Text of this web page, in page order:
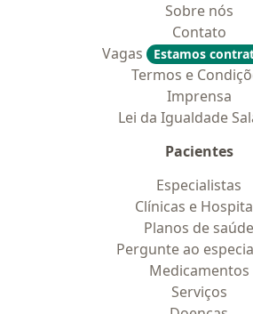
Sobre nós
Contato
Vagas
Estamos
Termos e
Imprensa
Lei da Igualdade
Pacientes
Especialistas
Clínicas e
Planos de saúde
Pergunte ao
Medicamentos
Serviços